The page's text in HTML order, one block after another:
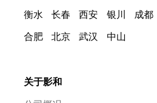
衡水 长春 西安 银川 成都
合肥 北京 武汉 中山
关于影和